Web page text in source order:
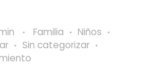
Familia
Niños
Sin categorizar